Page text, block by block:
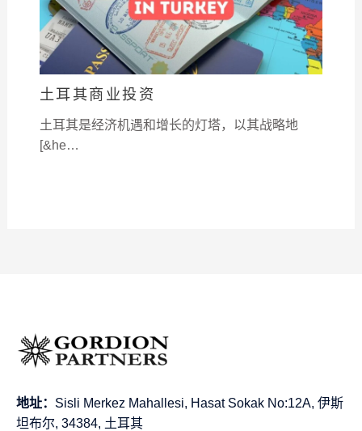
土耳其商业投资
土耳其是经济机遇和增长的灯塔，以其战略地
[&he…
地址： Sisli Merkez Mahallesi, Hasat Sokak No:12A, 伊斯
坦布尔, 34384, 土耳其